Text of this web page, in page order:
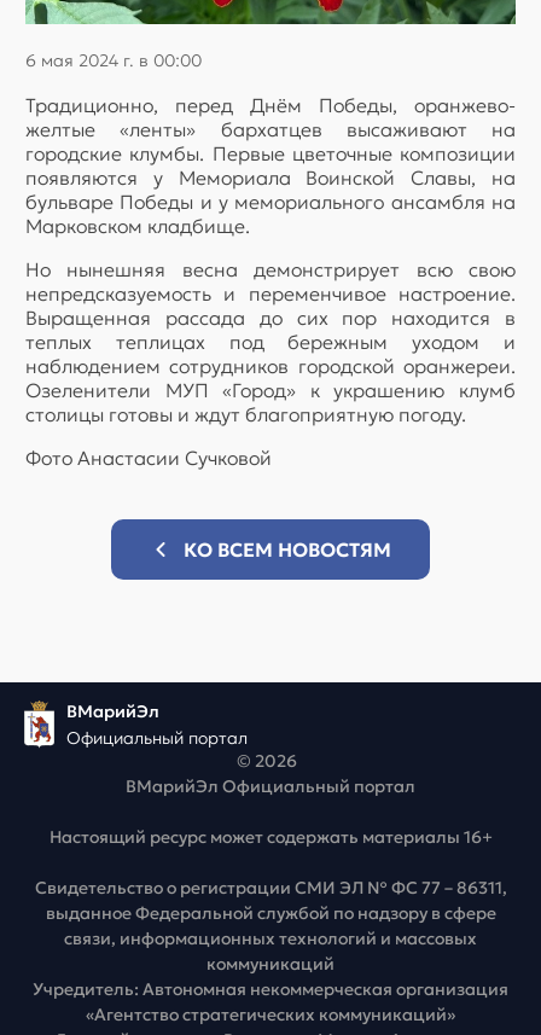
6 мая 2024 г. в 00:00
Традиционно, перед Днём Победы, оранжево-
желтые «ленты» бархатцев высаживают на
городские клумбы. Первые цветочные композиции
появляются у Мемориала Воинской Славы, на
бульваре Победы и у мемориального ансамбля на
Марковском кладбище.
Но нынешняя весна демонстрирует всю свою
непредсказуемость и переменчивое настроение.
Выращенная рассада до сих пор находится в
теплых теплицах под бережным уходом и
наблюдением сотрудников городской оранжереи.
Озеленители МУП «Город» к украшению клумб
столицы готовы и ждут благоприятную погоду.
Фото Анастасии Сучковой
КО ВСЕМ НОВОСТЯМ
ВМарийЭл
Официальный портал
© 2026
ВМарийЭл Официальный портал
Настоящий ресурс может содержать материалы 16+
Свидетельство о регистрации СМИ ЭЛ № ФС 77 – 86311,
выданное Федеральной службой по надзору в сфере
связи, информационных технологий и массовых
коммуникаций
Учредитель: Автономная некоммерческая организация
«Агентство стратегических коммуникаций»